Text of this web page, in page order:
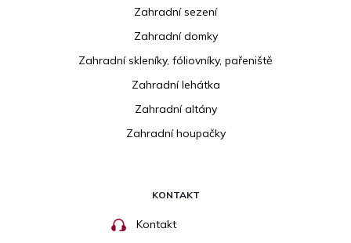
Zahradní sezení
Zahradní domky
Zahradní skleníky, fóliovníky, pařeniště
Zahradní lehátka
Zahradní altány
Zahradní houpačky
KONTAKT
Kontakt